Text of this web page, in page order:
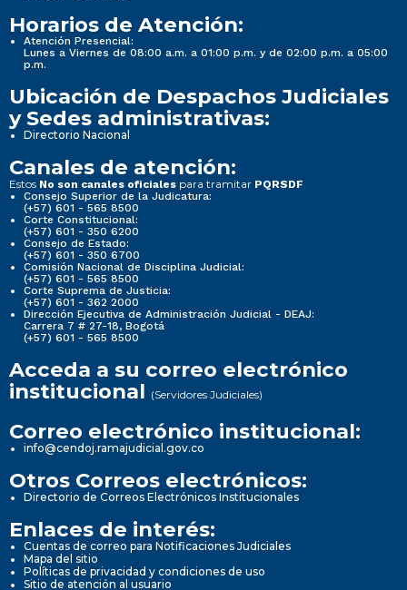
Horarios de Atención:
Atención Presencial:
Lunes a Viernes de 08:00 a.m. a 01:00 p.m. y de 02:00 p.m. a 05:00
p.m.
Ubicación de Despachos Judiciales
y Sedes administrativas:
Directorio Nacional
Canales de atención:
Estos No son canales oficiales para tramitar PQRSDF
Consejo Superior de la Judicatura:
(+57) 601 - 565 8500
Corte Constitucional:
(+57) 601 - 350 6200
Consejo de Estado:
(+57) 601 - 350 6700
Comisión Nacional de Disciplina Judicial:
(+57) 601 - 565 8500
Corte Suprema de Justicia:
(+57) 601 - 362 2000
Dirección Ejecutiva de Administración Judicial - DEAJ:
Carrera 7 # 27-18, Bogotá
(+57) 601 - 565 8500
Acceda a su correo electrónico
institucional (Servidores Judiciales)
Correo electrónico institucional:
info@cendoj.ramajudicial.gov.co
Otros Correos electrónicos:
Directorio de Correos Electrónicos Institucionales
Enlaces de interés:
Cuentas de correo para Notificaciones Judiciales
Mapa del sitio
Políticas de privacidad y condiciones de uso
Sitio de atención al usuario